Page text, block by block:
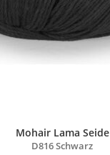
Mohair Lama Seide
D816 Schwarz